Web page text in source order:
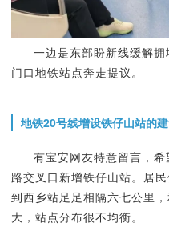
一边是东部盼新线缓解
门口地铁站点奔走提议。
地铁20号线增设铁仔山站的
有宝安网友特意留言，
路交叉口新增铁仔山站。居
到西乡站足足相隔六七公里
大，站点分布很不均衡。